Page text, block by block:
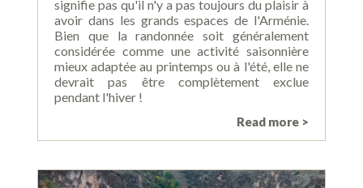
signifie pas qu'il n'y a pas toujours du plaisir à
avoir dans les grands espaces de l'Arménie.
Bien que la randonnée soit généralement
considérée comme une activité saisonnière
mieux adaptée au printemps ou à l'été, elle ne
devrait pas être complètement exclue
pendant l'hiver !
Read more >